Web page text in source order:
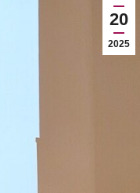
20
2025